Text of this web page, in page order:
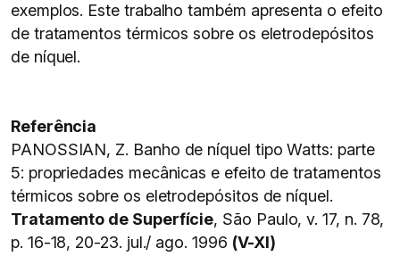
exemplos. Este trabalho também apresenta o efeito
de tratamentos térmicos sobre os eletrodepósitos
de níquel.
Referência
PANOSSIAN, Z. Banho de níquel tipo Watts: parte
5: propriedades mecânicas e efeito de tratamentos
térmicos sobre os eletrodepósitos de níquel.
Tratamento de Superfície, São Paulo, v. 17, n. 78,
p. 16-18, 20-23. jul./ ago. 1996 (V-XI)